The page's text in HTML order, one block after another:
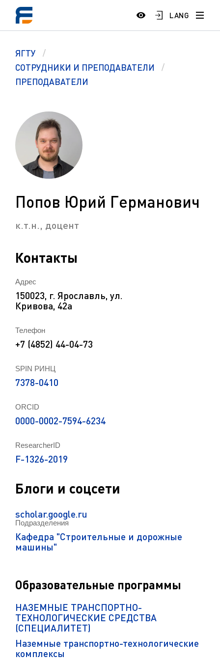
LANG
ЯГТУ
СОТРУДНИКИ И ПРЕПОДАВАТЕЛИ
ПРЕПОДАВАТЕЛИ
Попов Юрий Германович
к.т.н., доцент
Подразделения
Кафедра "Строительные и дорожные
машины"
Образовательные программы
НАЗЕМНЫЕ ТРАНСПОРТНО-
ТЕХНОЛОГИЧЕСКИЕ СРЕДСТВА
(СПЕЦИАЛИТЕТ)
Наземные транспортно-технологические
комплексы
Контакты
Адрес
150023, г. Ярославль, ул.
Кривова, 42а
Телефон
+7 (4852) 44-04-73
SPIN РИНЦ
7378-0410
ORCID
0000-0002-7594-6234
ResearcherID
F-1326-2019
Блоги и соцсети
scholar.google.ru